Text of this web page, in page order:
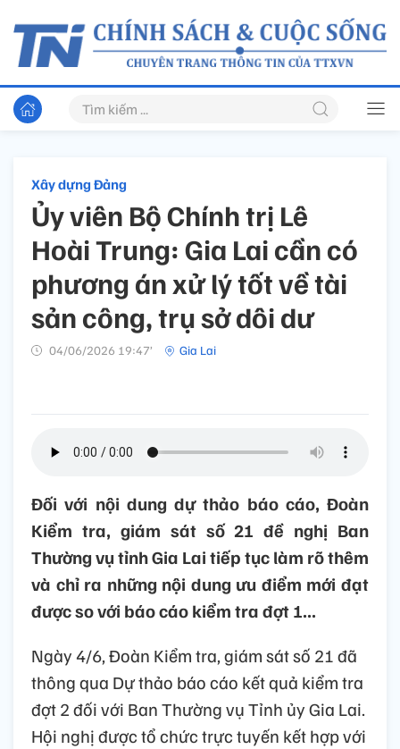
Xây dựng Đảng
Ủy viên Bộ Chính trị Lê
Hoài Trung: Gia Lai cần có
phương án xử lý tốt về tài
sản công, trụ sở dôi dư
04/06/2026 19:47’ Gia Lai
Đối với nội dung dự thảo báo cáo, Đoàn
Kiểm tra, giám sát số 21 đề nghị Ban
Thường vụ tỉnh Gia Lai tiếp tục làm rõ thêm
và chỉ ra những nội dung ưu điểm mới đạt
được so với báo cáo kiểm tra đợt 1...
Ngày 4/6, Đoàn Kiểm tra, giám sát số 21 đã
thông qua Dự thảo báo cáo kết quả kiểm tra
đợt 2 đối với Ban Thường vụ Tỉnh ủy Gia Lai.
Hội nghị được tổ chức trực tuyến kết hợp với